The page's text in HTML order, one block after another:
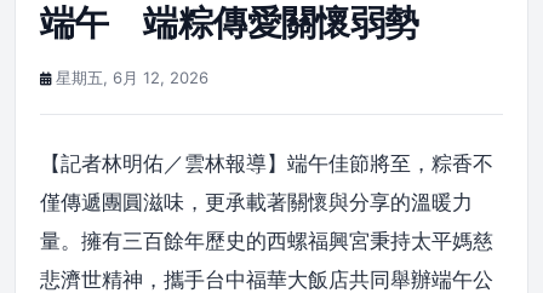
端午 端粽傳愛關懷弱勢
星期五, 6月 12, 2026
【記者林明佑／雲林報導】端午佳節將至，粽香不
僅傳遞團圓滋味，更承載著關懷與分享的溫暖力
量。擁有三百餘年歷史的西螺福興宮秉持太平媽慈
悲濟世精神，攜手台中福華大飯店共同舉辦端午公